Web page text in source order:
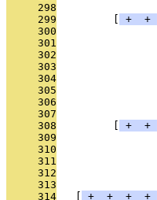
     298
     299
+ +
     300
     301
     302
     303
     304
     305
     306
     307
     308
+ +
     309
     310
     311
     312
     313
     314
+ + + +